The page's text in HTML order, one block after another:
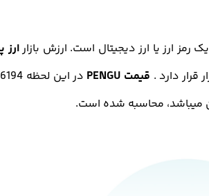
یک رمز ارز یا ارز دیجیتال است. ارزش بازارارز
قیمت PENGU